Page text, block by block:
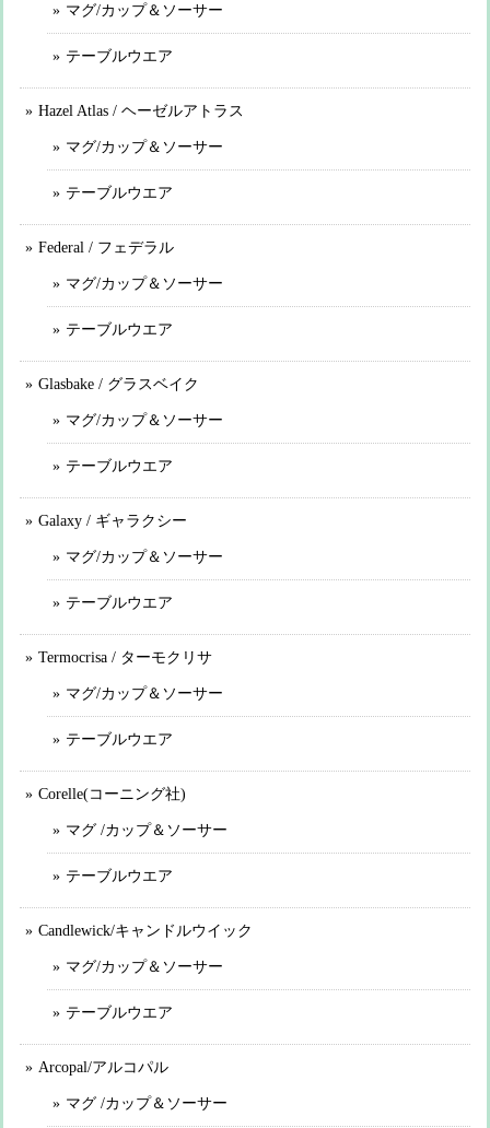
マグ/カップ＆ソーサー
テーブルウエア
Hazel Atlas / ヘーゼルアトラス
マグ/カップ＆ソーサー
テーブルウエア
Federal / フェデラル
マグ/カップ＆ソーサー
テーブルウエア
Glasbake / グラスベイク
マグ/カップ＆ソーサー
テーブルウエア
Galaxy / ギャラクシー
マグ/カップ＆ソーサー
テーブルウエア
Termocrisa / ターモクリサ
マグ/カップ＆ソーサー
テーブルウエア
Corelle(コーニング社)
マグ /カップ＆ソーサー
テーブルウエア
Candlewick/キャンドルウイック
マグ/カップ＆ソーサー
テーブルウエア
Arcopal/アルコパル
マグ /カップ＆ソーサー